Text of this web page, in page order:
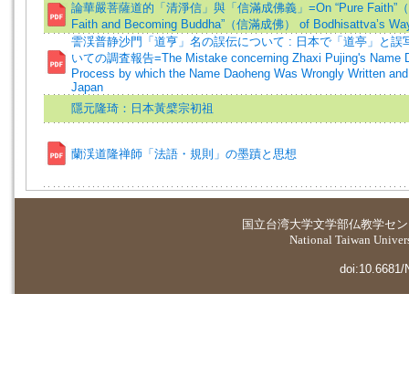
論華嚴菩薩道的「清淨信」與「信滿成佛義」=On “Pure Faith”
Faith and Becoming Buddha”（信滿成佛） of Bodhisattva’s
霅渓普静沙門「道亨」名の誤伝について : 日本で「道亭」と誤
いての調査報告=The Mistake concerning Zhaxi Pujing's Name
Process by which the Name Daoheng Was Wrongly Written
Japan
隱元隆琦：日本黃檗宗初祖
蘭渓道隆禅師「法語・規則」の墨蹟と思想
国立台湾大学文学部仏教学セ
National Taiwan
doi:10.6681/